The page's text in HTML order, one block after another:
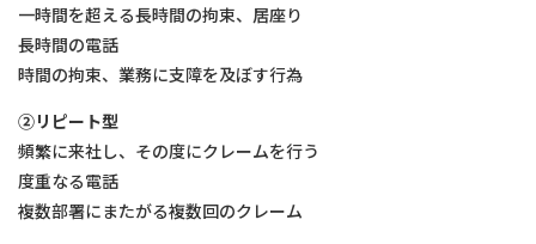
⼀時間を超える⻑時間の拘束、居座り
⻑時間の電話
時間の拘束、業務に⽀障を及ぼす⾏為
②リピート型
頻繁に来社し、その度にクレームを⾏う
度重なる電話
複数部署にまたがる複数回のクレーム